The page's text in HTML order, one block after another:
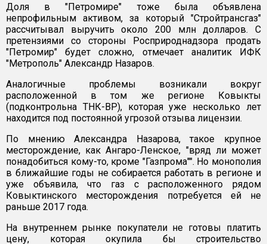
Доля в "Петромире" тоже была объявлена
непрофильным активом, за который "Стройтрансгаз"
рассчитывал выручить около 200 млн долларов. С
претензиями со стороны Росприроднадзора продать
"Петромир" будет сложно, отмечает аналитик ИФК
"Метрополь" Александр Назаров.
Аналогичные проблемы возникали вокруг
расположенной в том же регионе Ковыкты
(подконтрольна ТНК-ВР), которая уже несколько лет
находится под постоянной угрозой отзыва лицензии.
По мнению Александра Назарова, такое крупное
месторождение, как Ангаро-Ленское, "вряд ли может
понадобиться кому-то, кроме "Газпрома"". Но монополия
в ближайшие годы не собирается работать в регионе и
уже объявила, что газ с расположенного рядом
Ковыктинского месторождения потребуется ей не
раньше 2017 года.
На внутреннем рынке покупатели не готовы платить
цену, которая окупила бы строительство